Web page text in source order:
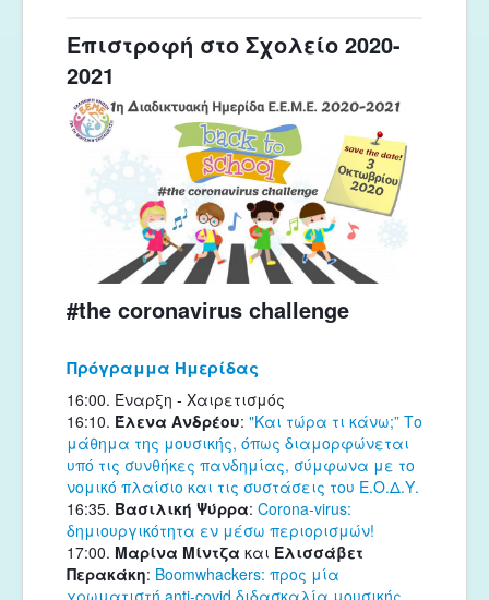
Ενημέρωση
Συνέδρια
Θερινή συνάντηση
Μουσικές Ομάδες
Ευτέρπη
Musapps
Eπιστροφή στο Σχολείο 2020-
2021
#the coronavirus challenge
Πρόγραμμα Ημερίδας
16:00. Έναρξη - Χαιρετισμός
16:10. Έλενα Ανδρέου: "Και τώρα τι κάνω;” Το
μάθημα της μουσικής, όπως διαμορφώνεται
υπό τις συνθήκες πανδημίας, σύμφωνα με το
νομικό πλαίσιο και τις συστάσεις του Ε.Ο.Δ.Υ.
16:35. Βασιλική Ψύρρα: Corona-virus:
δημιουργικότητα εν μέσω περιορισμών!
17:00. Μαρίνα Μίντζα και Ελισσάβετ
Περακάκη: Boomwhackers: προς μία
χρωματιστή anti-covid διδασκαλία μουσικής